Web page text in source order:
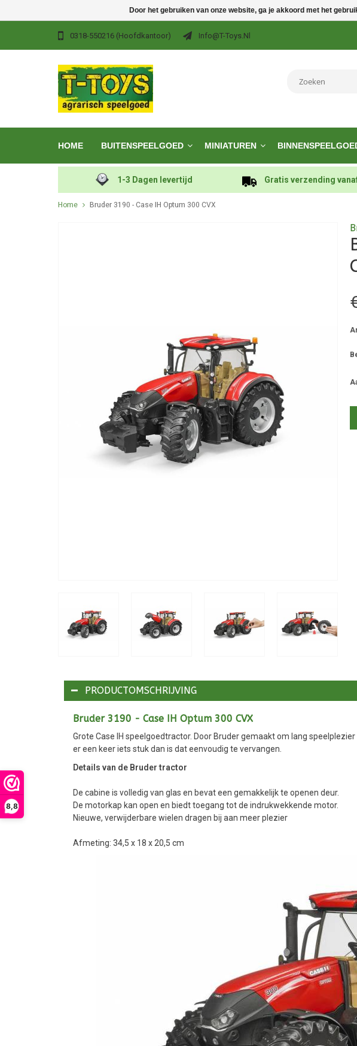
8,8
0318-550216 (hoofdkantoor) Info@t-Toys.nl
HOME BUITENSPEELGOED MINIATUREN
1-3 Dagen levertijd Gratis verzending
Home Bruder 3190 - Case IH Optum 300 CVX
PRODUCTOMSCHRIJVING
Bruder 3190 - Case IH Optum 300 CVX
Grote Case IH speelgoedtractor. Door Bruder gemaakt om lang
er een keer iets stuk dan is dat eenvoudig te vervangen.
Details van de Bruder tractor
De cabine is volledig van glas en bevat een gemakkelijk te openen deur.
De motorkap kan open en biedt toegang tot de indrukwekkende motor.
Nieuwe, verwijderbare wielen dragen bij aan meer plezier
Afmeting: 34,5 x 18 x 20,5 cm
Door het gebruiken van onze website, ga je akkoord met het